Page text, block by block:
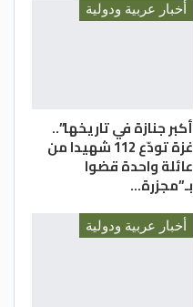
أخبار عربية ودولية
أكبر جنازة في تاريخها”..
غزة تودّع 112 شهيدا من
عائلة واحدة قضوا
بـ”مجزرة…
أخبار عربية ودولية